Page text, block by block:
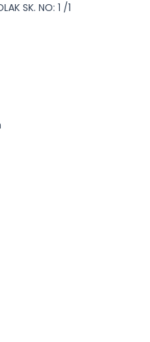
SK. NO: 1 /1